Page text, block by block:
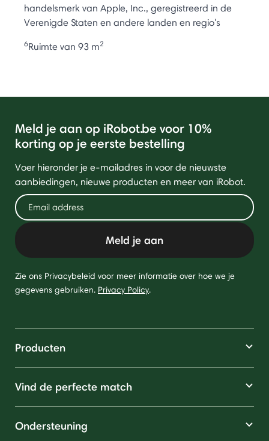
handelsmerk van Apple, Inc., geregistreerd in de
Verenigde Staten en andere landen en regio's
6Ruimte van 93 m2
Meld je aan op iRobot.be voor 10%
korting op je eerste bestelling
Voer hieronder je e-mailadres in voor de nieuwste
aanbiedingen, nieuwe producten en meer van iRobot.
Meld je aan
Zie ons Privacybeleid voor meer informatie over hoe we je
gegevens gebruiken. Privacy Policy.
Producten
Vind de perfecte match
Ondersteuning